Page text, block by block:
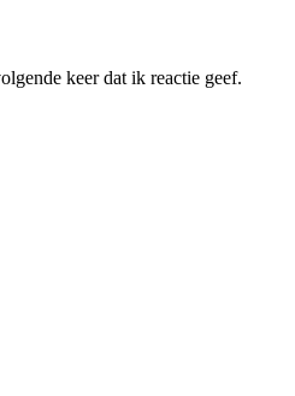
keer dat ik reactie geef.